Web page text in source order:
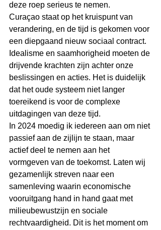
deze roep serieus te nemen.
Curaçao staat op het kruispunt van
verandering, en de tijd is gekomen voor
een diepgaand nieuw sociaal contract.
Idealisme en saamhorigheid moeten de
drijvende krachten zijn achter onze
beslissingen en acties. Het is duidelijk
dat het oude systeem niet langer
toereikend is voor de complexe
uitdagingen van deze tijd.
In 2024 moedig ik iedereen aan om niet
passief aan de zijlijn te staan, maar
actief deel te nemen aan het
vormgeven van de toekomst. Laten wij
gezamenlijk streven naar een
samenleving waarin economische
vooruitgang hand in hand gaat met
milieubewustzijn en sociale
rechtvaardigheid. Dit is het moment om